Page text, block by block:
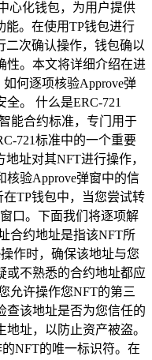
心化钱包，为用户提供
能。在使用TP钱包进行
二次确认操作，钱包确以
性。本文将详细介绍在进
何逐项核验Approve弹
。 什么是ERC-721
能合约标准，专门用于
721标准中的一个重要
址对其NFT进行操作，
核验Approve弹窗中的信
TP钱包中，当您尝试转
口。下面我们将逐项解
合约地址是指该NFT所
作时，确保该地址与您
或不熟悉的合约地址都应
允许操作您NFT的第三
查该地址是否为您信任的
址，以防止资产被盗。
NFT的唯一标识符。在